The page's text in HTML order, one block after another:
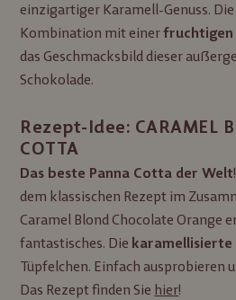
einzigartiger Karamell-Genuss.
Kombination mit einerfruchtigen
das Geschmacksbild dieser
Schokolade.
Rezept-Idee: CARAMEL
COTTA
Das beste Panna Cotta der Welt
dem klassischen Rezept im
Caramel Blond Chocolate Orange
fantastisches. Die karamellisierte
Tüpfelchen. Einfach ausprobieren
Das Rezept finden Sie hier!